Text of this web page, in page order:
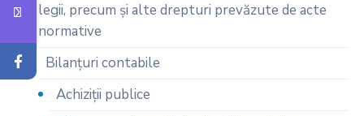
legii, precum şi alte drepturi prevăzute de acte
normative
Bilanţuri contabile
Achiziţii publice